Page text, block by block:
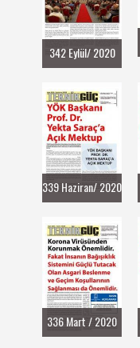
342 Eylül/ 2020
339 Haziran/ 2020
336 Mart / 2020